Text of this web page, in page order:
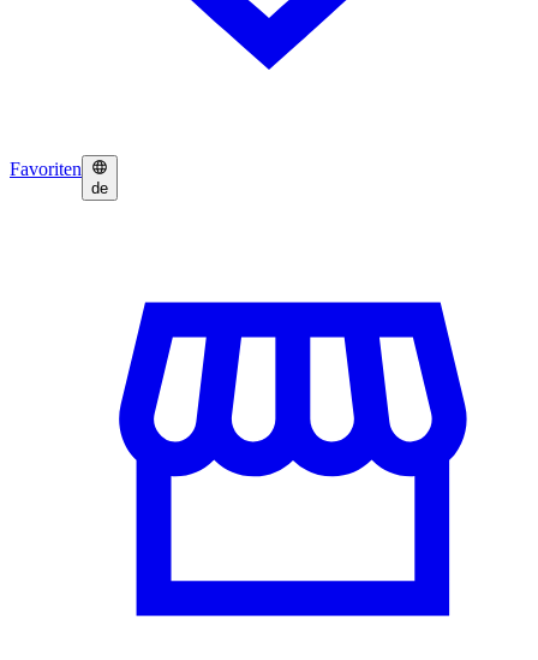
Favoriten
de